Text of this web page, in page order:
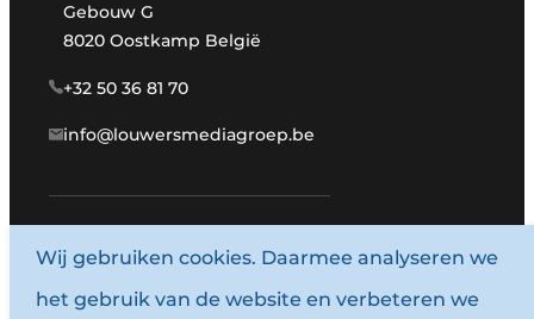
Gebouw G
8020 Oostkamp België
+32 50 36 81 70
info@louwersmediagroep.be
www.louwersmediagroep.com
© 1987 - 2026 Louwersmediagroep.
Wij gebruiken cookies. Daarmee analyseren we
het gebruik van de website en verbeteren we